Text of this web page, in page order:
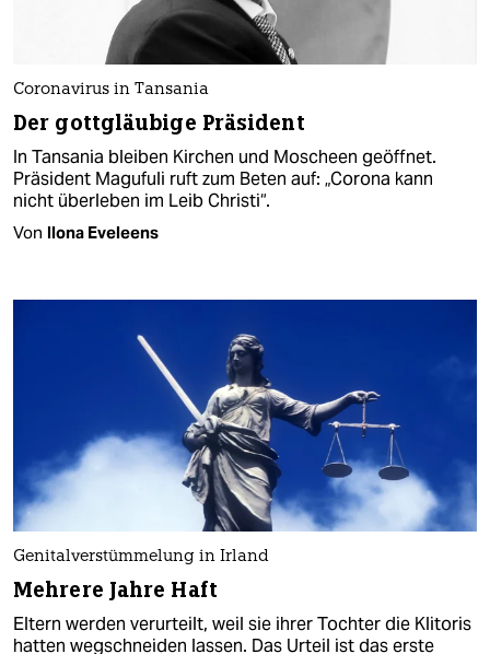
Coronavirus in Tansania
Der gottgläubige Präsident
In Tansania bleiben Kirchen und Moscheen geöffnet.
Präsident Magufuli ruft zum Beten auf: „Corona kann
nicht überleben im Leib Christi“.
Von Ilona Eveleens
Genitalverstümmelung in Irland
Mehrere Jahre Haft
Eltern werden verurteilt, weil sie ihrer Tochter die Klitoris
hatten wegschneiden lassen. Das Urteil ist das erste